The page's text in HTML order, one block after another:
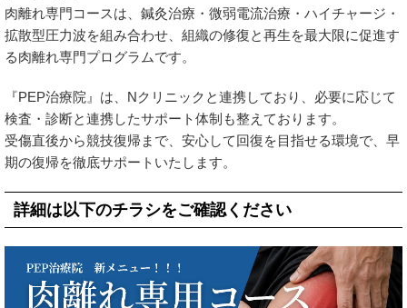
肉離れ専門コースは、鍼灸治療・微弱電流治療・ハイチャージ・
拡散型圧力波を組み合わせ、組織の修復と再生を最大限に促進す
る肉離れ専門プログラムです。
『PEP治療院』は、Nクリニックと連携しており、必要に応じて
検査・診断と連携したサポート体制も整えております。
受傷直後から競技復帰まで、安心して回復を目指せる環境で、早
期の復帰を徹底サポートいたします。
詳細は以下のチラシをご確認ください